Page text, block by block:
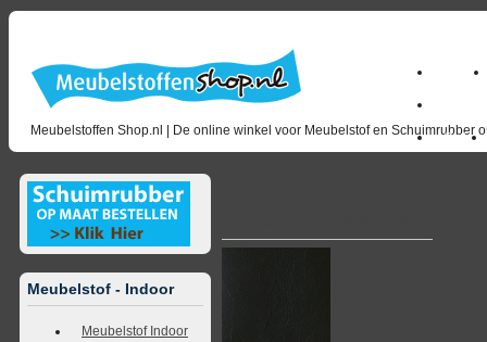
Meubelstoffen Shop.nl | De online winkel voor Meubelstof en Schuimrubber
Home
Outlet
Meubelstof - Indoor
Meubelstof Indoor